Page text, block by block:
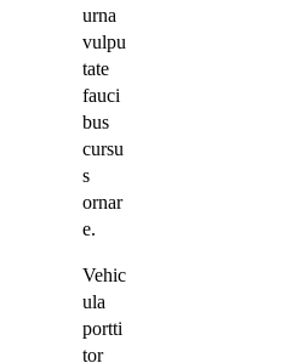
urna
vulpu
tate
fauci
bus
cursu
s
ornar
e.
Vehic
ula
portti
tor